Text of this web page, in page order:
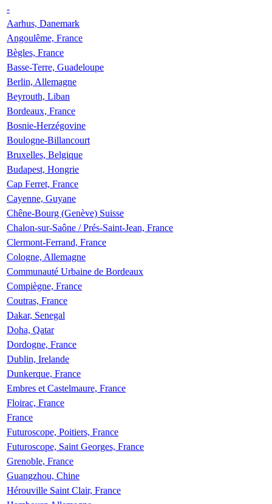
-
Aarhus, Danemark
Angoulême, France
Bègles, France
Basse-Terre, Guadeloupe
Berlin, Allemagne
Beyrouth, Liban
Bordeaux, France
Bosnie-Herzégovine
Boulogne-Billancourt
Bruxelles, Belgique
Budapest, Hongrie
Cap Ferret, France
Cayenne, Guyane
Chêne-Bourg (Genève) Suisse
Chalon-sur-Saône / Prés-Saint-Jean, France
Clermont-Ferrand, France
Cologne, Allemagne
Communauté Urbaine de Bordeaux
Compiègne, France
Coutras, France
Dakar, Senegal
Doha, Qatar
Dordogne, France
Dublin, Irelande
Dunkerque, France
Embres et Castelmaure, France
Floirac, France
France
Futuroscope, Poitiers, France
Futuroscope, Saint Georges, France
Grenoble, France
Guangzhou, Chine
Hérouville Saint Clair, France